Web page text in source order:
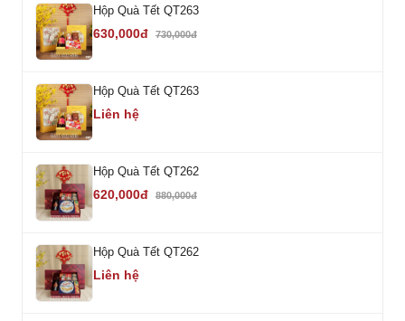
Hộp Quà Tết QT263
630,000đ 730,000đ
Hộp Quà Tết QT263
Liên hệ
Hộp Quà Tết QT262
620,000đ 880,000đ
Hộp Quà Tết QT262
Liên hệ